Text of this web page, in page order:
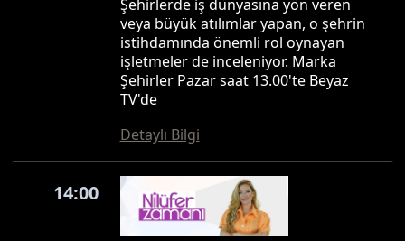
Şehirlerde iş dünyasına yön veren
veya büyük atılımlar yapan, o şehrin
istihdamında önemli rol oynayan
işletmeler de inceleniyor. Marka
Şehirler Pazar saat 13.00'te Beyaz
TV'de
Detaylı Bilgi
14:00